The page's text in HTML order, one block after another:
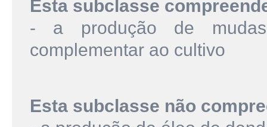
Esta subclasse
- a produção de
complementar ao cultivo
Esta subclasse não